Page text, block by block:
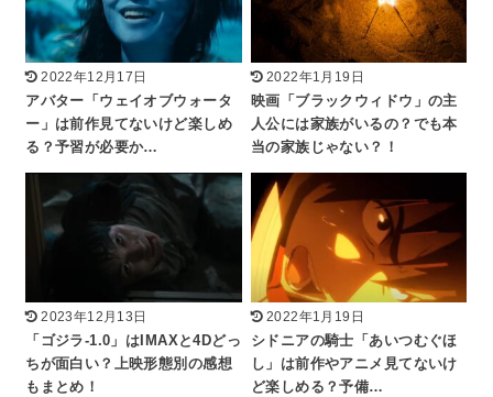
2022年12月17日
アバター「ウェイオブウォータ
ー」は前作見てないけど楽しめ
る？予習が必要か…
2022年1月19日
映画「ブラックウィドウ」の主
人公には家族がいるの？でも本
当の家族じゃない？！
2023年12月13日
「ゴジラ-1.0」はIMAXと4Dどっ
ちが面白い？上映形態別の感想
もまとめ！
2022年1月19日
シドニアの騎士「あいつむぐほ
し」は前作やアニメ見てないけ
ど楽しめる？予備…